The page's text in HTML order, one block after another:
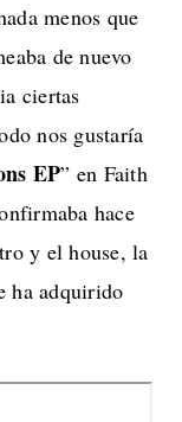
menos que
de nuevo
ciertas
nos gustaría
EP” en Faith
hace
y el house, la
ha adquirido